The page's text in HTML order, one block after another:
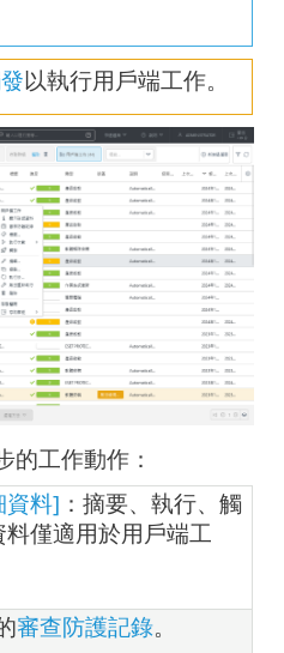
以執行用戶端工作。
的工作動作：
資料] ：摘要、執行、觸
僅適用於用戶端工
審查防護記錄。